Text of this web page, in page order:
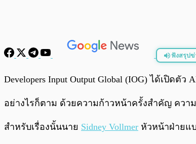
ฟังสรุปข่
พร้อมเล่น
Developers Input Output Global (IOG) ได้เปิดตั
อย่างไรก็ตาม ด้วยความก้าวหน้าครั้งสำคัญ ความ
สำหรับเรื่องนั้นนาย Sidney Vollmer หัวหน้าฝ่ายแ